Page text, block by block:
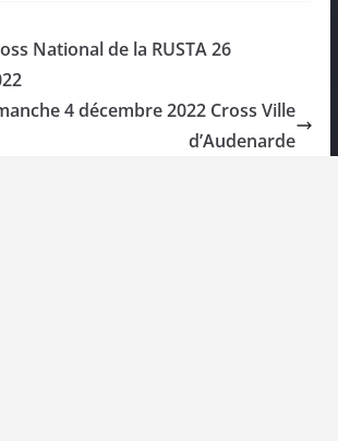
National de la RUSTA 26
4 décembre 2022 Cross Ville
d’Audenarde